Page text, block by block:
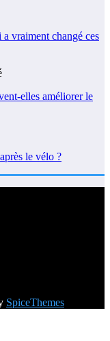
vraiment changé ces
elles améliorer le
le vélo ?
SpiceThemes